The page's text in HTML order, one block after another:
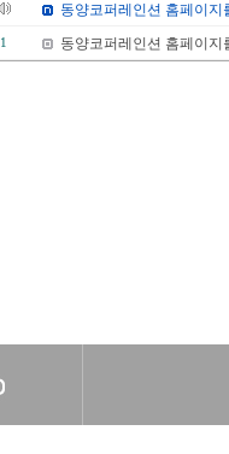
동양코퍼레인션 홈페이지
1 동양코퍼레인션 홈페이지